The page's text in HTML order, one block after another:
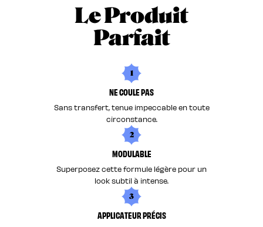
Le Produit
Parfait
1
NE COULE PAS
Sans transfert, tenue impeccable en toute
circonstance.
2
MODULABLE
Superposez cette formule légère pour un
look subtil à intense.
3
APPLICATEUR PRÉCIS